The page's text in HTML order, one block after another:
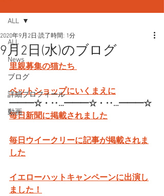
ALL
News
ブログ
詳細プロフィール
動画
ALL
9月2日(水)のブログ
2020年9月2日 読了時間: 1分
里親募集の猫たち
ペットショップにいくまえに
━━━☆・‥…━━━☆・‥…━━━☆
毎日新聞に掲載されました
毎日ウイークリーに記事が掲載されま
した
イエローハットキャンペーンに出演し
ました！